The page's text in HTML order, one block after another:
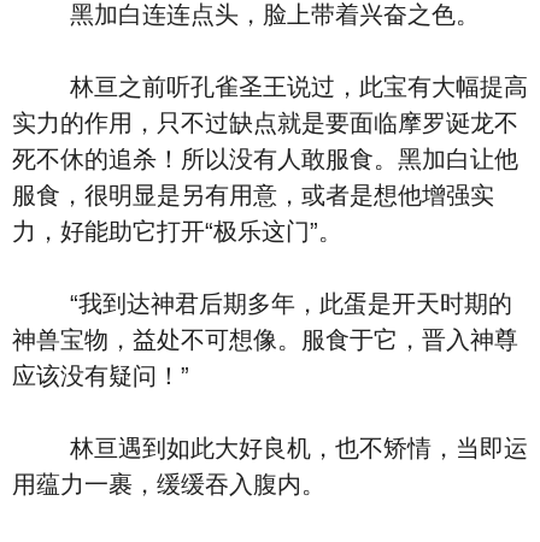
黑加白连连点头，脸上带着兴奋之色。
林亘之前听孔雀圣王说过，此宝有大幅提高
实力的作用，只不过缺点就是要面临摩罗诞龙不
死不休的追杀！所以没有人敢服食。黑加白让他
服食，很明显是另有用意，或者是想他增强实
力，好能助它打开“极乐这门”。
“我到达神君后期多年，此蛋是开天时期的
神兽宝物，益处不可想像。服食于它，晋入神尊
应该没有疑问！”
林亘遇到如此大好良机，也不矫情，当即运
用蕴力一裹，缓缓吞入腹内。